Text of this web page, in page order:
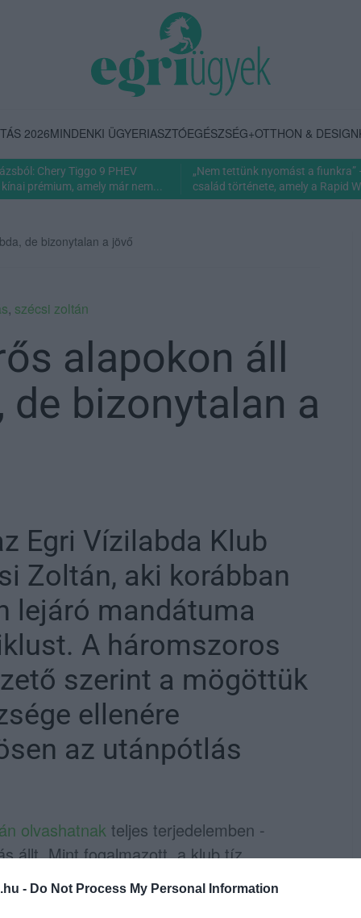
- Do Not Process My Personal Information
2026MINDENKI ÜGYERIASZTÓEGÉSZSÉG+OTTHON & DESIGN
Chery Tiggo 9 PHEV
prémium, amely már nem...
„Nem tettünk nyomást a fiunkra”
család története, amely a Rapid
de bizonytalan a jövő
, szécsi zoltán
alapokon áll
de bizonytalan a
Egri Vízilabda Klub
Zoltán, aki korábban
lejáró mandátuma
A háromszoros
szerint a mögöttük
ellenére
az utánpótlás
olvashatnak teljes terjedelemben -
állt. Mint fogalmazott, a klub tíz
rájátszásba, több esetben egyedüli
hogy Eger továbbra is képes felvenni a